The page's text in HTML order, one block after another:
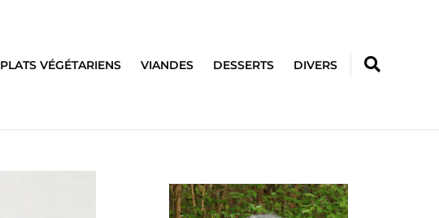
PLATS VÉGÉTARIENS VIANDES DESSERTS DIVERS